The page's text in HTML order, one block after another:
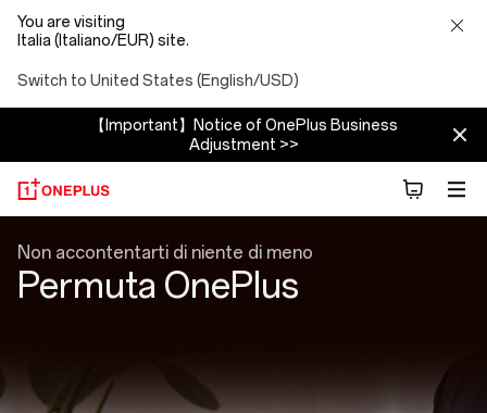
You are visiting
Italia (Italiano/EUR) site.
Switch to United States (English/USD)
【Important】Notice of OnePlus Business
Adjustment >>
Permuta
Non accontentarti di niente di meno
Permuta OnePlus